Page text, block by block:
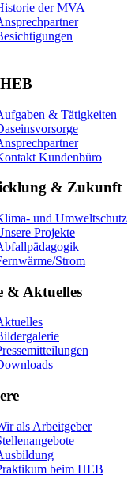
der MVA
& Tätigkeiten
Kundenbüro
& Zukunft
und Umweltschutz
Projekte
Strom
& Aktuelles
als Arbeitgeber
beim HEB